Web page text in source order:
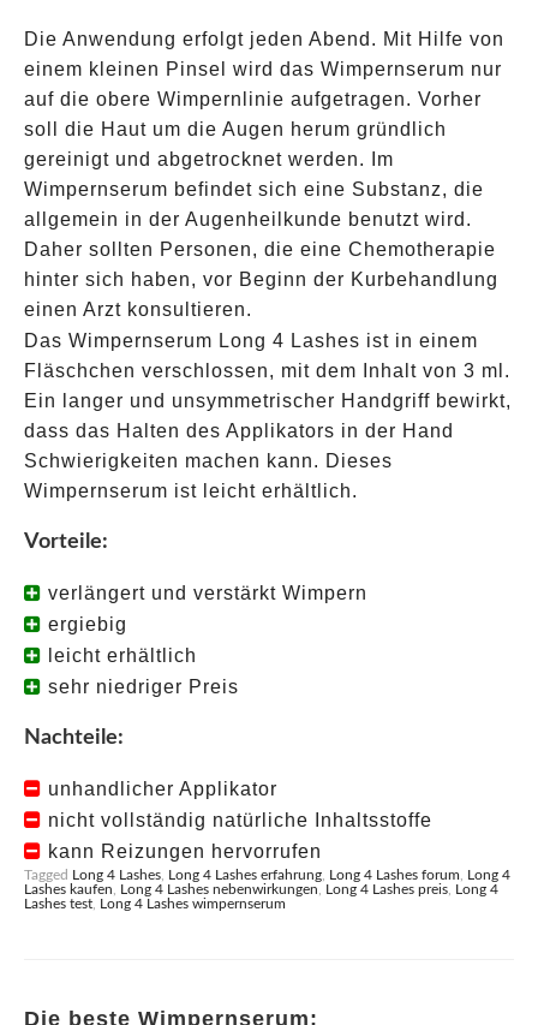
Die Anwendung erfolgt jeden Abend. Mit Hilfe von
einem kleinen Pinsel wird das Wimpernserum nur
auf die obere Wimpernlinie aufgetragen. Vorher
soll die Haut um die Augen herum gründlich
gereinigt und abgetrocknet werden. Im
Wimpernserum befindet sich eine Substanz, die
allgemein in der Augenheilkunde benutzt wird.
Daher sollten Personen, die eine Chemotherapie
hinter sich haben, vor Beginn der Kurbehandlung
einen Arzt konsultieren.
Das Wimpernserum Long 4 Lashes ist in einem
Fläschchen verschlossen, mit dem Inhalt von 3 ml.
Ein langer und unsymmetrischer Handgriff bewirkt,
dass das Halten des Applikators in der Hand
Schwierigkeiten machen kann. Dieses
Wimpernserum ist leicht erhältlich.
Vorteile:
verlängert und verstärkt Wimpern
ergiebig
leicht erhältlich
sehr niedriger Preis
Nachteile:
unhandlicher Applikator
nicht vollständig natürliche Inhaltsstoffe
kann Reizungen hervorrufen
Tagged Long 4 Lashes Long 4 Lashes erfahrung Long 4 Lashes forum
Long 4
Lashes kaufen
Long 4 Lashes nebenwirkungen Long 4 Lashes preis Long 4
Lashes test Long 4 Lashes wimpernserum
Die beste Wimpernserum: